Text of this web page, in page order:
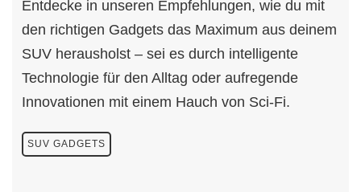
Entdecke in unseren Empfehlungen, wie du mit
den richtigen Gadgets das Maximum aus deinem
SUV herausholst – sei es durch intelligente
Technologie für den Alltag oder aufregende
Innovationen mit einem Hauch von Sci-Fi.
SUV GADGETS